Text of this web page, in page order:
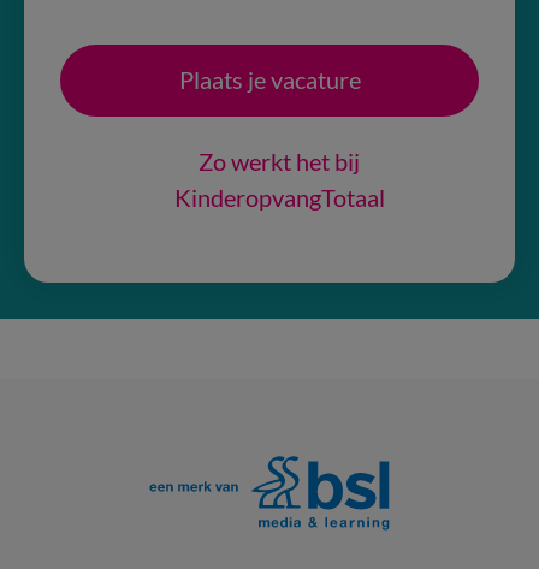
Plaats je vacature
Zo werkt het bij
KinderopvangTotaal